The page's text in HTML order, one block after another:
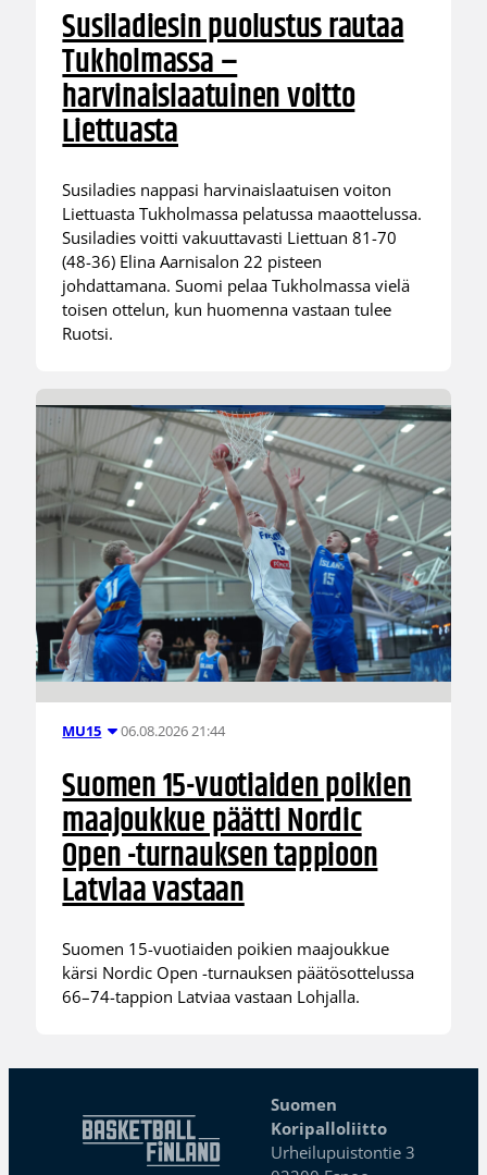
Susiladiesin puolustus rautaa
Tukholmassa –
harvinaislaatuinen voitto
Liettuasta
Susiladies nappasi harvinaislaatuisen voiton
Liettuasta Tukholmassa pelatussa maaottelussa.
Susiladies voitti vakuuttavasti Liettuan 81-70
(48-36) Elina Aarnisalon 22 pisteen
johdattamana. Suomi pelaa Tukholmassa vielä
toisen ottelun, kun huomenna vastaan tulee
Ruotsi.
MU15 06.08.2026 21:44
Suomen 15-vuotiaiden poikien
maajoukkue päätti Nordic
Open -turnauksen tappioon
Latviaa vastaan
Suomen 15-vuotiaiden poikien maajoukkue
kärsi Nordic Open -turnauksen päätösottelussa
66–74-tappion Latviaa vastaan Lohjalla.
Suomen
Koripalloliitto
Urheilupuistontie 3